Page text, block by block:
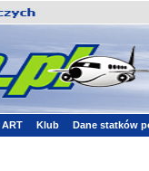
ART Klub Dane statków